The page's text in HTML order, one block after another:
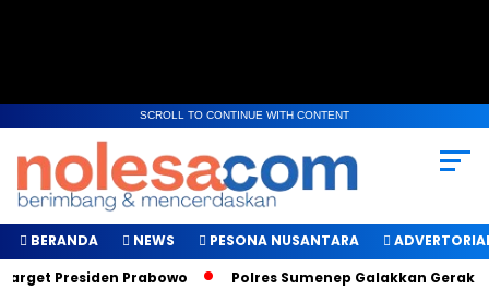
SCROLL TO CONTINUE WITH CONTENT
BERANDA NEWS PESONA NUSANTARA
Presiden Prabowo
Polres Sumenep Galakkan